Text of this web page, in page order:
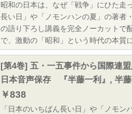
昭和の日本は、なぜ「戦争」にひた
長い日」や「ノモンハンの夏」の著者
の語り下ろし講義を完全ノーカットで
で、激動の「昭和」という時代の本質
[第4巻] 五・一五事件から国際連
日本音声保存 『半藤一利』, 半
￥838
「日本のいちばん長い日」や「ノモ